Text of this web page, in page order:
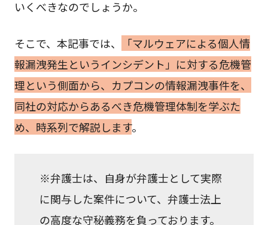
いくべきなのでしょうか。
そこで、本記事では、
「マルウェアによる個人情
報漏洩発生というインシデント」に対する危機管
理という側面から、カプコンの情報漏洩事件を、
同社の対応からあるべき危機管理体制を学ぶた
め、時系列で解説します。
※弁護士は、自身が弁護士として実際
に関与した案件について、弁護士法上
の高度な守秘義務を負っております。